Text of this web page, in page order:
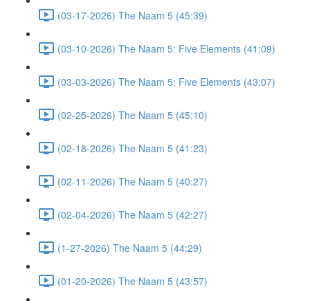
(03-17-2026) The Naam 5 (45:39)
(03-10-2026) The Naam 5: Five Elements (41:09)
(03-03-2026) The Naam 5: Five Elements (43:07)
(02-25-2026) The Naam 5 (45:10)
(02-18-2026) The Naam 5 (41:23)
(02-11-2026) The Naam 5 (40:27)
(02-04-2026) The Naam 5 (42:27)
(1-27-2026) The Naam 5 (44:29)
(01-20-2026) The Naam 5 (43:57)